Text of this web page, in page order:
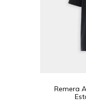
Remera